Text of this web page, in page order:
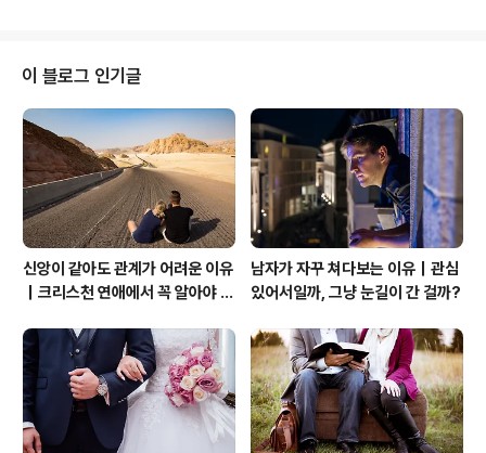
학교를 보내도 될 것 같습니다. 물론 아침에 막내가 다니는
고등학교에 미리 연락을 했어요. 상태가 괜찮으면 내일 학
교를 보내도 된다고 하더군요. 막내는 친구와 통화를 하고
우리 부부에게 묻습니다. 같은 학교 친구 중 하나는 감기로
인해서 학교 결석을 하게 되었고, 코로나 테스트를 받고 음
성 판정을 받으면 학교..
이 블로그 인기글
신앙이 같아도 관계가 어려운 이유
｜크리스천 연애에서 꼭 알아야 할
남자가 자꾸 쳐다보는 이유｜관심
있어서일까, 그냥 눈길이 간 걸까?